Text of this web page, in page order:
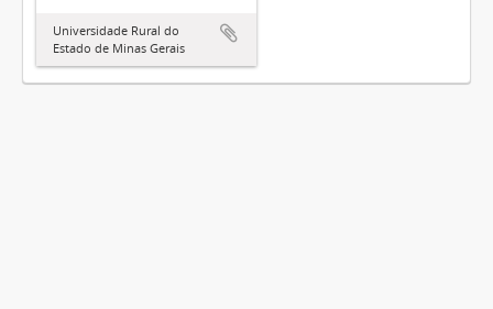
Universidade Rural do
Estado de Minas Gerais